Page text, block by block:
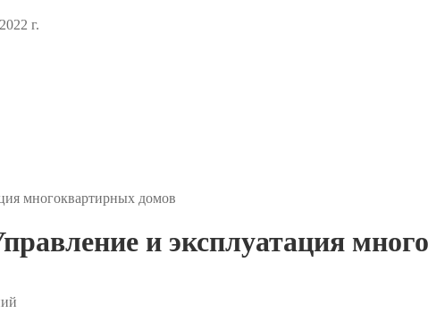
г.
многоквартирных домов
и эксплуатация